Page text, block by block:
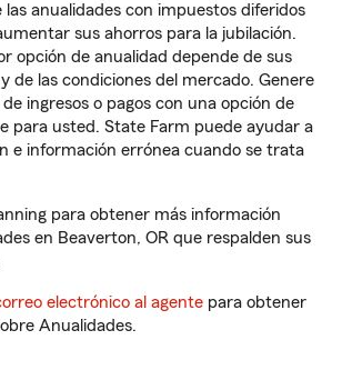
anualidades con impuestos diferidos
sus ahorros para la jubilación.
opción de anualidad depende de sus
de las condiciones del mercado. Genere
ingresos o pagos con una opción de
para usted. State Farm puede ayudar a
e información errónea cuando se trata
para obtener más información
en Beaverton, OR que respalden sus
electrónico al agente para obtener
Anualidades.